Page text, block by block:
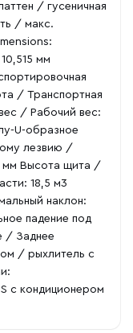
/ гусеничная
/ макс.
мм
/ Транспортная
/ Рабочий вес:
U-образное
лезвию /
мм Высота щита /
18,5 м3
наклон:
падение под
/ Заднее
/ рыхлитель с
с кондиционером